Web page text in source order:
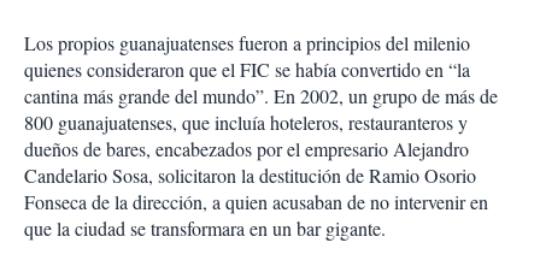
Los propios guanajuatenses fueron a principios del milenio
quienes consideraron que el FIC se había convertido en “la
cantina más grande del mundo”. En 2002, un grupo de más de
800 guanajuatenses, que incluía hoteleros, restauranteros y
dueños de bares, encabezados por el empresario Alejandro
Candelario Sosa, solicitaron la destitución de Ramio Osorio
Fonseca de la dirección, a quien acusaban de no intervenir en
que la ciudad se transformara en un bar gigante.